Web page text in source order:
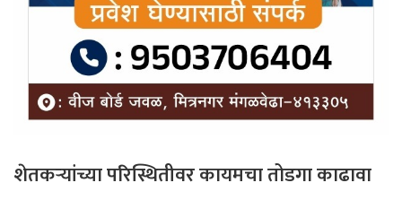
शेतकऱ्यांच्या परिस्थितीवर कायमचा तोडगा काढावा